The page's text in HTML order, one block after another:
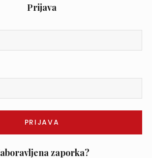
Prijava
zaporka?